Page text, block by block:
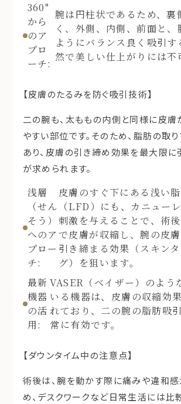
360°
から
のア
プロ
ーチ:
腕は円柱状であるため、裏
く、外側、内側、前面と、
ようにバランス良く吸引す
然で美しい仕上がりには不
【皮膚のたるみを防ぐ吸引技術】
二の腕も、太ももの内側と同様に皮膚
やすい部位です。そのため、脂肪の取
あり、皮膚の引き締め効果を最大限に
が求められます。
浅層
（せん
そう）
へのア
プロー
チ:
皮膚のすぐ下にある浅い
（LFD）にも、カニュー
刺激を与えることで、術
で皮膚が収縮し、腕の皮
引き締まる効果（スキン
グ）を狙います。
最新
機器
の活
用:
VASER（ベイザー）のよう
いる機器は、皮膚の収縮効
れており、二の腕の脂肪吸
常に有効です。
【ダウンタイム中の注意点】
術後は、腕を動かす際に痛みや違和
め、デスクワークなど日常生活には比